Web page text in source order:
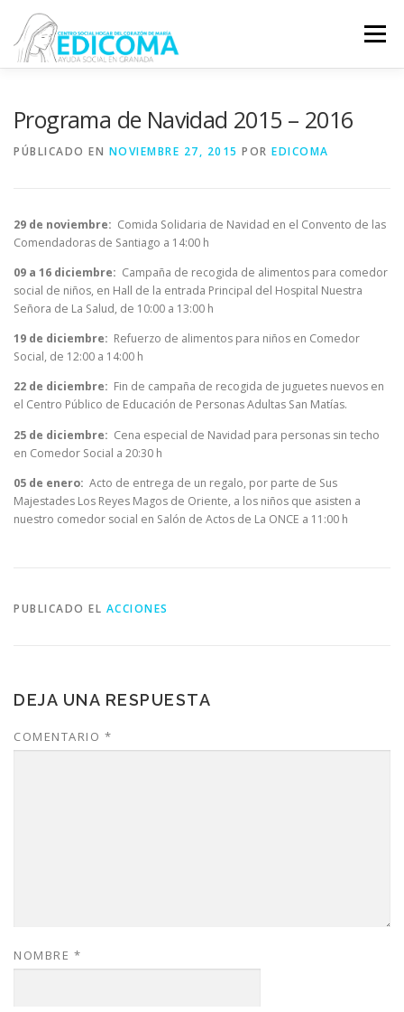
contenido
Menú
Programa de Navidad 2015 – 2016
PÚBLICADO EN NOVIEMBRE 27, 2015 POR EDICOMA
29 de noviembre: Comida Solidaria de Navidad en el Convento de las
Comendadoras de Santiago a 14:00 h
09 a 16 diciembre: Campaña de recogida de alimentos para comedor
social de niños, en Hall de la entrada Principal del Hospital Nuestra
Señora de La Salud, de 10:00 a 13:00 h
19 de diciembre: Refuerzo de alimentos para niños en Comedor
Social, de 12:00 a 14:00 h
22 de diciembre: Fin de campaña de recogida de juguetes nuevos en
el Centro Público de Educación de Personas Adultas San Matías.
25 de diciembre: Cena especial de Navidad para personas sin techo
en Comedor Social a 20:30 h
05 de enero: Acto de entrega de un regalo, por parte de Sus
Majestades Los Reyes Magos de Oriente, a los niños que asisten a
nuestro comedor social en Salón de Actos de La ONCE a 11:00 h
PUBLICADO EL ACCIONES
DEJA UNA RESPUESTA
COMENTARIO *
NOMBRE *